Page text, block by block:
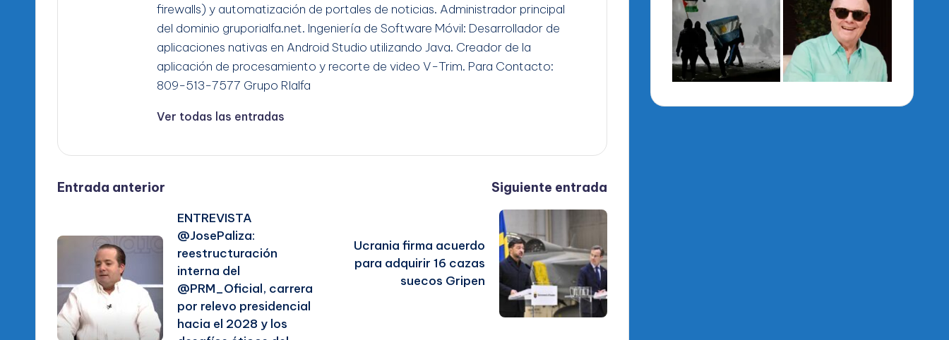
firewalls) y automatización de portales de noticias. Administrador principal
del dominio gruporialfa.net. Ingeniería de Software Móvil: Desarrollador de
aplicaciones nativas en Android Studio utilizando Java. Creador de la
aplicación de procesamiento y recorte de video V-Trim. Para Contacto:
809-513-7577 Grupo RIalfa
Ver todas las entradas
Navegación
de
entradas
Entrada anterior
ENTREVISTA
@JosePaliza:
reestructuración
interna del
@PRM_Oficial, carrera
por relevo presidencial
hacia el 2028 y los
Siguiente entrada
Ucrania firma acuerdo
para adquirir 16 cazas
suecos Gripen